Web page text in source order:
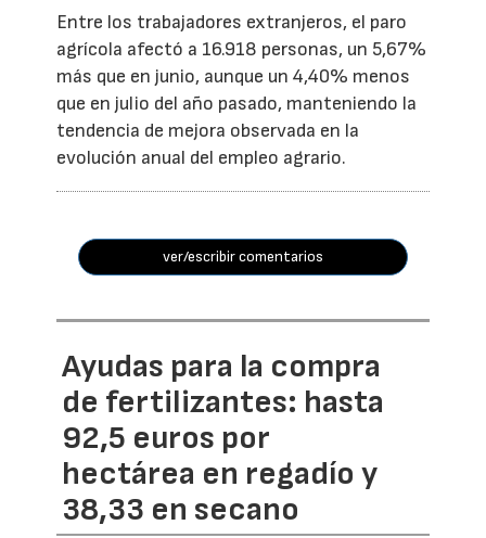
Entre los trabajadores extranjeros, el paro
agrícola afectó a 16.918 personas, un 5,67%
más que en junio, aunque un 4,40% menos
que en julio del año pasado, manteniendo la
tendencia de mejora observada en la
evolución anual del empleo agrario.
ver/escribir comentarios
Ayudas para la compra
de fertilizantes: hasta
92,5 euros por
hectárea en regadío y
38,33 en secano